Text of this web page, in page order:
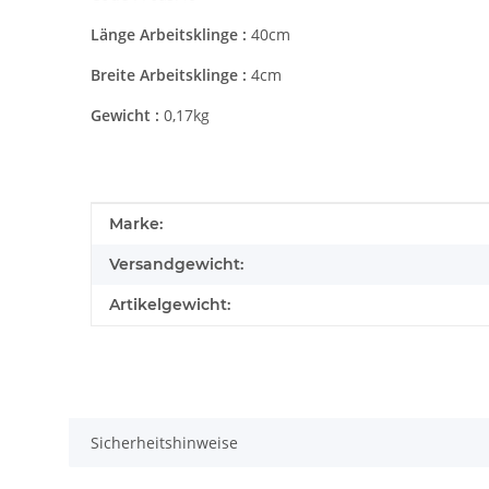
Länge Arbeitsklinge : 40cm
Breite Arbeitsklinge : 4cm
Gewicht : 0,17kg
Produkteigenschaft
Wert
Marke:
Versandgewicht:
Artikelgewicht:
Sicherheitshinweise